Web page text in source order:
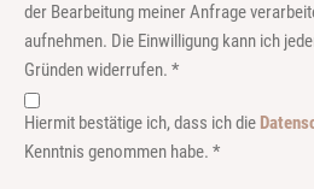
der Bearbeitung meiner Anfrage
aufnehmen. Die Einwilligung kann ich
Gründen widerrufen. *
Hiermit bestätige ich, dass ich die
Kenntnis genommen habe. *